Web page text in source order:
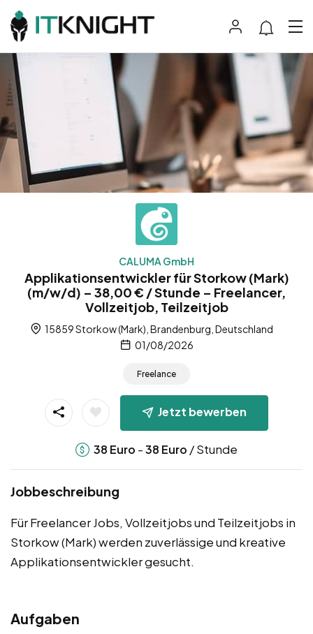
CALUMA GmbH
Applikationsentwickler für Storkow (Mark)
(m/w/d) – 38,00 € / Stunde – Freelancer,
Vollzeitjob, Teilzeitjob
15859 Storkow (Mark), Brandenburg, Deutschland
01/08/2026
Freelance
Jetzt bewerben
38 Euro -38 Euro / Stunde
Jobbeschreibung
Für Freelancer Jobs, Vollzeitjobs und Teilzeitjobs in
Storkow (Mark) werden zuverlässige und kreative
Applikationsentwickler gesucht.
Aufgaben